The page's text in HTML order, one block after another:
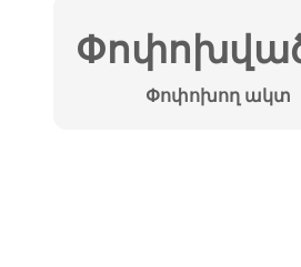
Փոփոխող ակտ